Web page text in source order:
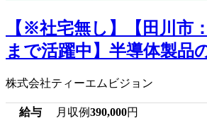
【※社宅無し】【田川市
まで活躍中】半導体製品
株式会社ティーエムビジョン
給与 月収例390,000円